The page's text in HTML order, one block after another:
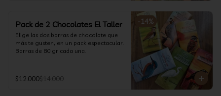
-14%
Pack de 2 Chocolates El Taller
Elige las dos barras de chocolate que
más te gusten, en un pack espectacular.
Barras de 80 gr cada una.
$12.000$14.000